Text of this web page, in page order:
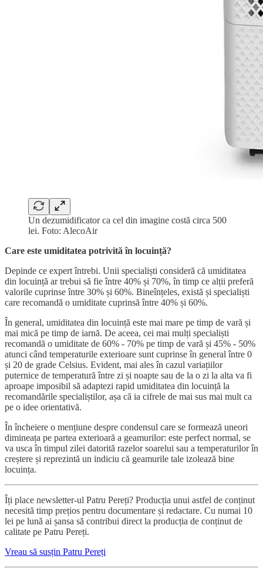
Un dezumidificator ca cel din imagine costă circa 500
lei. Foto: AlecoAir
Care este umiditatea potrivită în locuință?
Depinde ce expert întrebi. Unii specialiști consideră că umiditatea
din locuință ar trebui să fie între 40% și 70%, în timp ce alții preferă
valorile cuprinse între 30% și 60%. Bineînțeles, există și specialiști
care recomandă o umiditate cuprinsă între 40% și 60%.
În general, umiditatea din locuință este mai mare pe timp de vară și
mai mică pe timp de iarnă. De aceea, cei mai mulți specialiști
recomandă o umiditate de 60% - 70% pe timp de vară și 45% - 50%
atunci când temperaturile exterioare sunt cuprinse în general între 0
și 20 de grade Celsius. Evident, mai ales în cazul variațiilor
puternice de temperatură între zi și noapte sau de la o zi la alta va fi
aproape imposibil să adaptezi rapid umiditatea din locuință la
recomandările specialiștilor, așa că ia cifrele de mai sus mai mult ca
pe o idee orientativă.
În încheiere o mențiune despre condensul care se formează uneori
dimineața pe partea exterioară a geamurilor: este perfect normal, se
va usca în timpul zilei datorită razelor soarelui sau a temperaturilor în
creștere și reprezintă un indiciu că geamurile tale izolează bine
locuința.
Îți place newsletter-ul Patru Pereți? Producția unui astfel de conținut
necesită timp prețios pentru documentare și redactare. Cu numai 10
lei pe lună ai șansa să contribui direct la producția de conținut de
calitate pe Patru Pereți.
Vreau să susțin Patru Pereți